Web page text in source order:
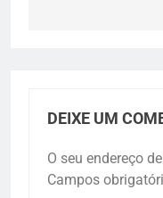
DEIXE UM
O seu endereço
Campos